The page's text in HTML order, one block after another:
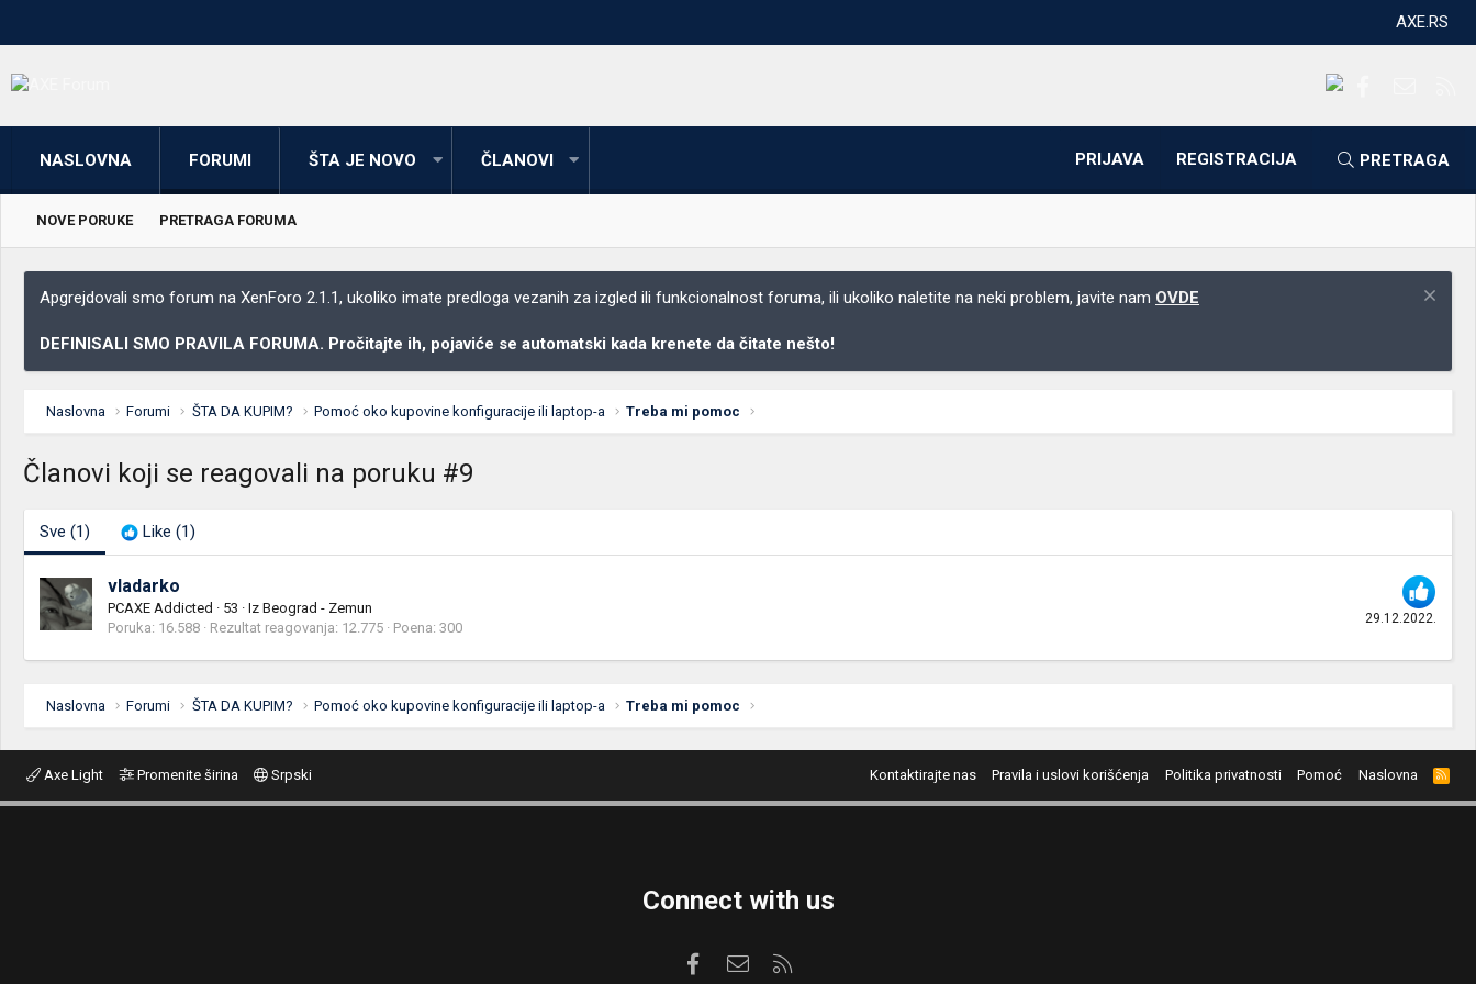
AXE.RS
NASLOVNA FORUMI ŠTA JE NOVO ČLANOVI PRIJAVA REGISTRACIJA PRETRAGA
NOVE PORUKE PRETRAGA FORUMA
Apgrejdovali smo forum na XenForo 2.1.1, ukoliko imate predloga vezanih za izgled ili funkcionalnost foruma, ili ukoliko naletite na neki problem, javite nam OVDE
DEFINISALI SMO PRAVILA FORUMA. Pročitajte ih, pojaviće se automatski kada krenete da čitate nešto!
Naslovna Forumi ŠTA DA KUPIM? Pomoć oko kupovine konfiguracije ili laptop-a Treba mi pomoc
Članovi koji se reagovali na poruku #9
Sve (1) Like (1)
29.12.2022.
vladarko
PCAXE Addicted · 53 · Iz Beograd - Zemun
Poruka 16.588 Rezultat reagovanja 12.775 Poena 300
Naslovna Forumi ŠTA DA KUPIM? Pomoć oko kupovine konfiguracije ili laptop-a Treba mi pomoc
Axe Light Promenite širina Srpski Kontaktirajte nas Pravila i uslovi korišćenja Politika privatnosti Pomoć Naslovna
R
S
S
Connect with us
FacebookKontaktirajte nas